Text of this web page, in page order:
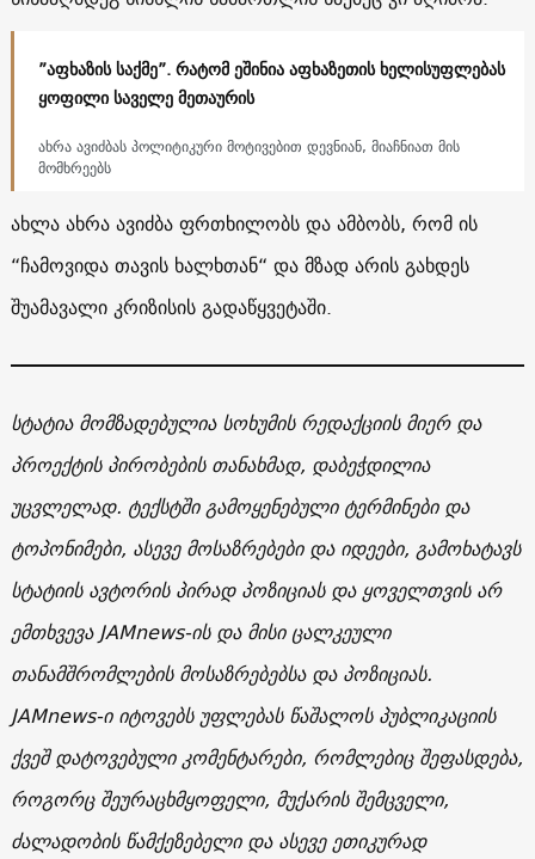
”აფხაზის საქმე”. რატომ ეშინია აფხაზეთის ხელისუფლებას
ყოფილი საველე მეთაურის
ახრა ავიძბას პოლიტიკური მოტივებით დევნიან, მიაჩნიათ მის
მომხრეებს
ახლა ახრა ავიძბა ფრთხილობს და ამბობს, რომ ის
“ჩამოვიდა თავის ხალხთან“ და მზად არის გახდეს
შუამავალი კრიზისის გადაწყვეტაში.
სტატია მომზადებულია სოხუმის რედაქციის მიერ და
პროექტის პირობების თანახმად, დაბეჭდილია
უცვლელად. ტექსტში გამოყენებული ტერმინები და
ტოპონიმები, ასევე მოსაზრებები და იდეები, გამოხატავს
სტატიის ავტორის პირად პოზიციას და ყოველთვის არ
ემთხვევა JAMnews-ის და მისი ცალკეული
თანამშრომლების მოსაზრებებსა და პოზიციას.
JAMnews-ი იტოვებს უფლებას წაშალოს პუბლიკაციის
ქვეშ დატოვებული კომენტარები, რომლებიც შეფასდება,
როგორც შეურაცხმყოფელი, მუქარის შემცველი,
ძალადობის წამქეზებელი და ასევე ეთიკურად